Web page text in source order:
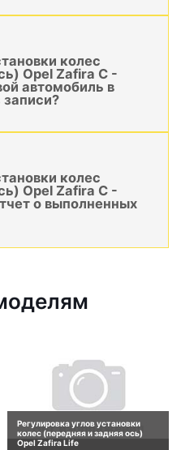
колес
Opel Zafira C -
автомобиль в
колес
Opel Zafira C -
о выполненных
Регулировка углов установки
колес (передняя и задняя ось)
Opel Zafira Life